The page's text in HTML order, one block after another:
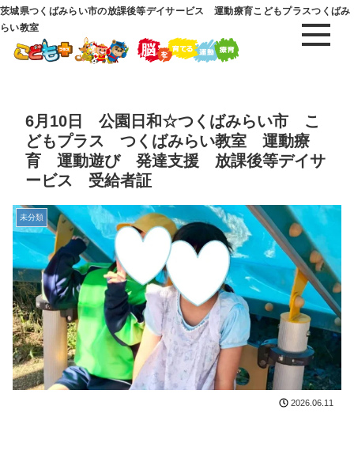
茨城県つくばみらい市の放課後等デイサービス 運動療育こどもプラスつくばみ
らい教室
6月10日 公園日和☆つくばみらい市 こ
どもプラス つくばみらい教室 運動療
育 運動遊び 発達支援 放課後等デイサ
ービス 受給者証
未分類
2026.06.11